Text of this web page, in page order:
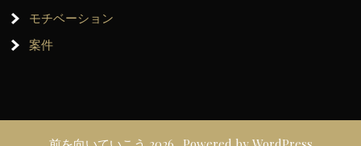
モチベーション
案件